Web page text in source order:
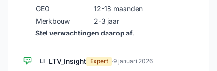
GEO
12-18 maanden
Merkbouw
2-3 jaar
Stel verwachtingen daarop af.
LI LTV_Insight Expert ·9 januari 2026